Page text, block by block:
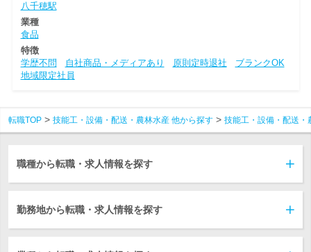
八千穂駅
業種
食品
特徴
学歴不問
自社商品・メディアあり 原則定時退社
ブランクOK
地域限定社員
転職TOP 技能工・設備・配送・農林水産 他から探す 技能工・設備・配送・
職種から転職・求人情報を探す
勤務地から転職・求人情報を探す